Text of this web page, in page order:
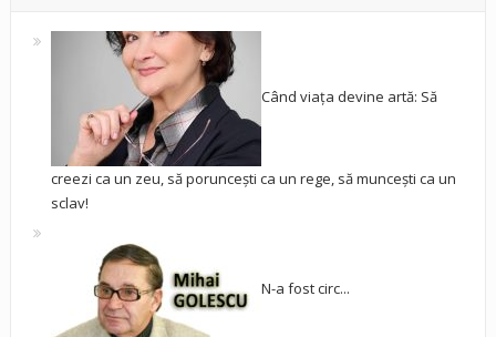
Când viața devine artă: Să
creezi ca un zeu, să poruncești ca un rege, să muncești ca un
sclav!
N-a fost circ...